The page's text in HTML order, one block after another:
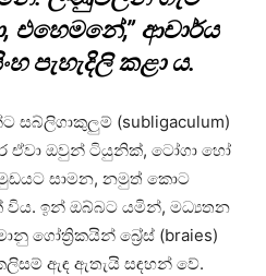
එහෙමනේ,” ආචාර්ය
පැහැදිලි කළා ය.
සබ්ලිගාකුලුම් (subligaculum)
ඒවා ඔවුන් ටියුනික්, ටෝගා හෝ
සාමන, නමුත් කොට
විය. ඉන් ඔබ්බට යමින්, මධ්‍යතන
ගෝත්‍රිකයින් බ්‍රේස් (braies)
ඇඳ ඇතැයි සඳහන් වේ.